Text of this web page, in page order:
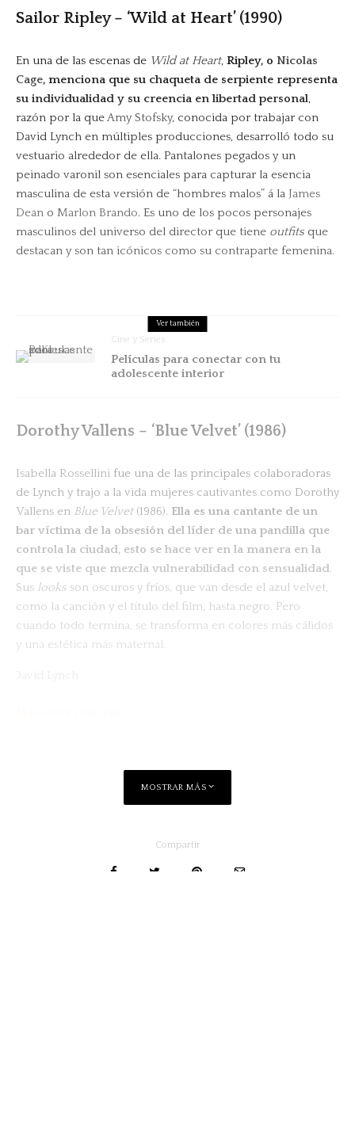
Sailor Ripley – ‘Wild at Heart’ (1990)
En una de las escenas de Wild at Heart, Ripley, o Nicolas
Cage, menciona que su chaqueta de serpiente representa
su individualidad y su creencia en libertad personal,
razón por la queAmy Stofsky, conocida por trabajar con
David Lynch en múltiples producciones, desarrolló todo su
vestuario alrededor de ella. Pantalones pegados y un
peinado varonil son esenciales para capturar la esencia
masculina de esta versión de “hombres malos” á la James
Dean o Marlon Brando. Es uno de los pocos personajes
masculinos del universo del director que tiene outfits que
destacan y son tan icónicos como su contraparte femenina.
Ver también
Cine y Series
Películas para conectar con tu
adolescente interior
Dorothy Vallens – ‘Blue Velvet’ (1986)
Isabella Rossellini fue una de las principales colaboradoras
de Lynch y trajo a la vida mujeres cautivantes como Dorothy
Vallens en Blue Velvet(1986). Ella es una cantante de un
bar víctima de la obsesión del líder de una pandilla que
controla la ciudad, esto se hace ver en la manera en la
que se viste que mezcla vulnerabilidad con sensualidad.
Sus looks son oscuros y fríos, que van desde el azul velvet,
como la canción y el título del film, hasta negro. Pero
cuando todo termina, se transforma en colores más cálidos
y una estética más maternal.
MOSTRAR MÁS
Compartir